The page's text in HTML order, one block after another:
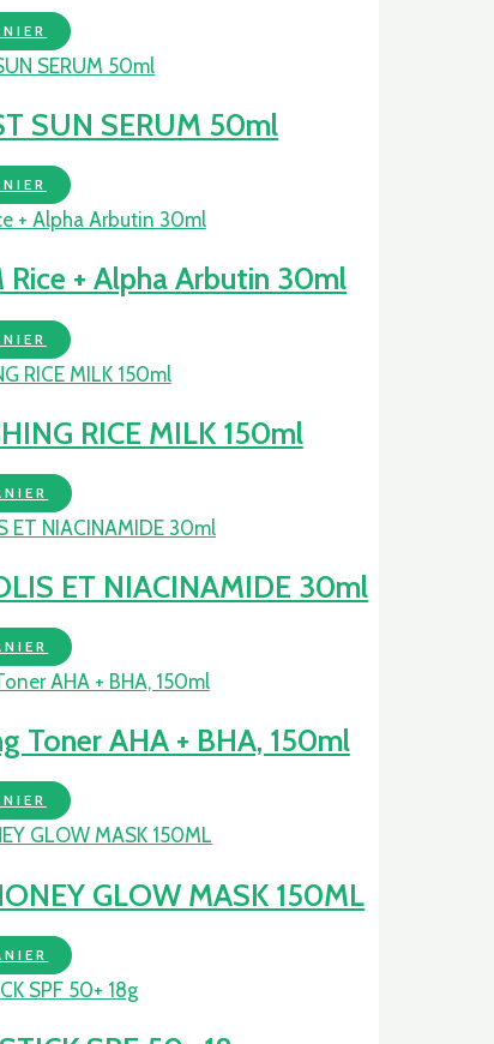
SUN SERUM 50ml
Rice + Alpha Arbutin 30ml
RICE MILK 150ml
ET NIACINAMIDE 30ml
Toner AHA + BHA, 150ml
GLOW MASK 150ML